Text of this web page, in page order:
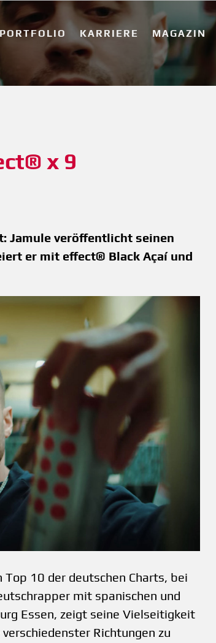
PORTFOLIO KARRIERE MAGAZIN
x 9
Jamule veröffentlicht seinen
er mit effect® Black Açaí und
10 der deutschen Charts, bei
mit spanischen und
Essen, zeigt seine Vielseitigkeit
Richtungen zu